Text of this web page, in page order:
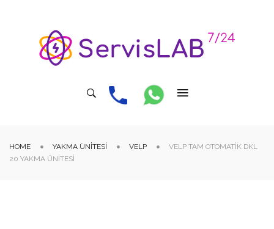
HOME YAKMA ÜNITESI VELP
VELP TAM OTOMATIK DKL
20 YAKMA ÜNITESI